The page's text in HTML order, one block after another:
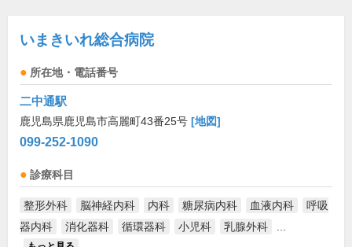
いまきいれ総合病院
所在地・電話番号
二中通駅
鹿児島県鹿児島市高麗町43番25号 [地図]
099-252-1090
診療科目
整形外科 脳神経内科 内科 糖尿病内科 血液内科
呼吸
器内科
消化器科 循環器科 小児科 乳腺外科